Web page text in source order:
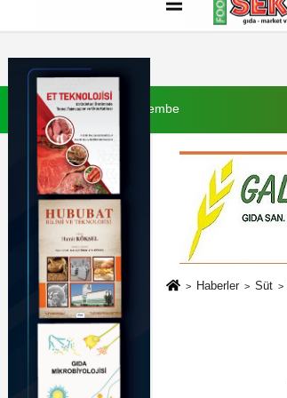
İletişim
6 Ağustos 2026, Perşembe
Haberler Süt